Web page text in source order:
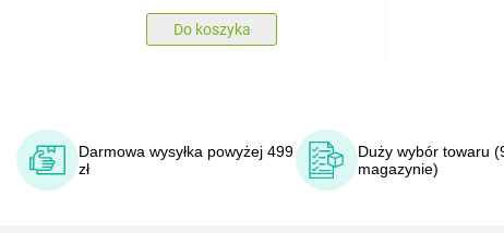
Do koszyka
Darmowa wysyłka powyżej 499
zł
Duży wybór towaru
magazynie)